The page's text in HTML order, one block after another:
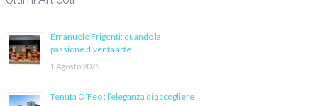
Emanuele Frigenti: quando la
passione diventa arte
1 Agosto 2026
Tenuta O’Feo : l’eleganza di accogliere